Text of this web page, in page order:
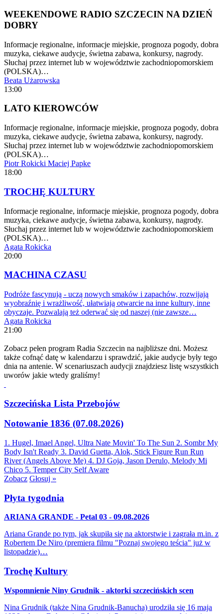
WEEKENDOWE RADIO SZCZECIN NA DZIEŃ
DOBRY
Informacje regionalne, informacje miejskie, prognoza pogody, dobra
muzyka, ciekawe audycje, świetna zabawa, konkursy, nagrody.
Słuchaj przez internet lub w województwie zachodniopomorskiem
(POLSKA)…
Beata Użarowska
13:00
LATO KIEROWCÓW
Informacje regionalne, informacje miejskie, prognoza pogody, dobra
muzyka, ciekawe audycje, świetna zabawa, konkursy, nagrody.
Słuchaj przez internet lub w województwie zachodniopomorskiem
(POLSKA)…
Piotr Rokicki Maciej Papke
18:00
TROCHĘ KULTURY
Informacje regionalne, informacje miejskie, prognoza pogody, dobra
muzyka, ciekawe audycje, świetna zabawa, konkursy, nagrody.
Słuchaj przez internet lub w województwie zachodniopomorskiem
(POLSKA)…
Agata Rokicka
20:00
MACHINA CZASU
Podróże fascynują - uczą nowych smaków i zapachów, rozwijają
wyobraźnię i wrażliwość, ułatwiają otwarcie na inne kultury, inne
obyczaje. Pozwalają też oderwać się od naszej (nie zawsze…
Agata Rokicka
21:00
Zobacz pełen program Radia Szczecin na najbliższe dni. Możesz
także cofnąć datę w kalendarzu i sprawdzić, jakie audycje były tego
dnia na antenie. W scenariuszach audycji znajdziesz listę wszystkich
uworów jakie wtedy graliśmy!
Szczecińska Lista Przebojów
Notowanie 1836 (07.08.2026)
1. Hugel, Imael Angel, Ultra Nate Movin' To The Sun 2. Sombr My
Body Isn't Ready 3. David Guetta, Alok, Stick Figure Run Run
River (Angels Above Me) 4. DJ Goja, Jason Derulo, Melody Mi
Chico 5. Temper City Self Aware
Zobacz Głosuj »
Płyta tygodnia
ARIANA GRANDE - Petal 03 - 09.08.2026
Ariana Grande po tym, jak skupiła się na aktorstwie i zagrała m.in. z
Robertem De Niro (premiera filmu "Poznaj swojego teścia" już w
listopadzie)…
Trochę Kultury
Wspomnienie Niny Grudnik - aktorki szczecińskich scen
Nina Grudnik (także Nina Grudnik-Banucha) urodziła się 16 maja